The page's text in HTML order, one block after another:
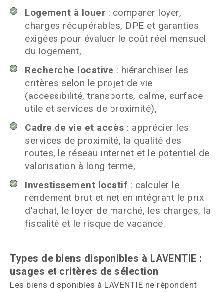
Logement à louer : comparer loyer,
charges récupérables, DPE et garanties
exigées pour évaluer le coût réel mensuel
du logement,
Recherche locative : hiérarchiser les
critères selon le projet de vie
(accessibilité, transports, calme, surface
utile et services de proximité),
Cadre de vie et accès : apprécier les
services de proximité, la qualité des
routes, le réseau internet et le potentiel de
valorisation à long terme,
Investissement locatif : calculer le
rendement brut et net en intégrant le prix
d'achat, le loyer de marché, les charges, la
fiscalité et le risque de vacance.
Types de biens disponibles à LAVENTIE :
usages et critères de sélection
Les biens disponibles à LAVENTIE ne répondent